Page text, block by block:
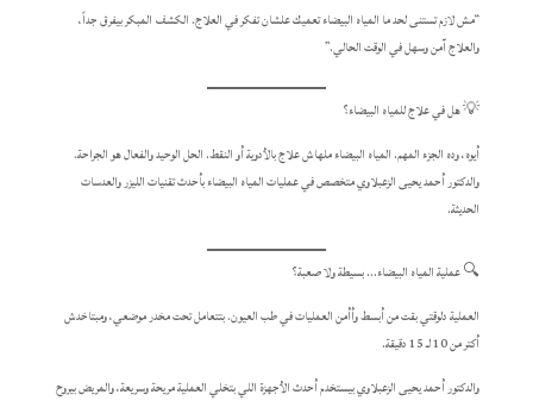
“مش لازم تستنى لحد ما المياه البيضاء تعميك علشان تفكر في العلاج. الكشف المبكر بيفرق جداً،
والعلاج آمن وسهل في الوقت الحالي.”
💡 هل في علاج للمياه البيضاء؟
أيوه، وده الجزء المهم. المياه البيضاء ملهاش علاج بالأدوية أو النقط. الحل الوحيد والفعال هو الجراحة.
والدكتور أحمد يحيى الزعبلاوي متخصص في عمليات المياه البيضاء بأحدث تقنيات الليزر والعدسات
الحديثة.
🔍 عملية المياه البيضاء… بسيطة ولا صعبة؟
العملية دلوقتي بقت من أبسط وأأمن العمليات في طب العيون. بتتعامل تحت مخدر موضعي، ومبتاخدش
أكتر من 10 لـ 15 دقيقة.
والدكتور أحمد يحيى الزعبلاوي بيستخدم أحدث الأجهزة اللي بتخلي العملية مريحة وسريعة، والمريض بيروح